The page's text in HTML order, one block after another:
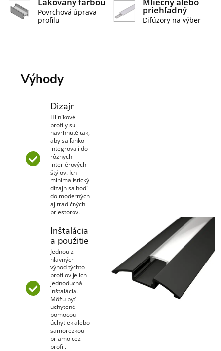
Lakovaný farbou
Povrchová úprava
profilu
Mliečny alebo
priehľadný
Difúzory na výber
Výhody
Dizajn
Hliníkové
profily sú
navrhnuté tak,
aby sa ľahko
integrovali do
rôznych
interiérových
štýlov. Ich
minimalistický
dizajn sa hodí
do moderných
aj tradičných
priestorov.
Inštalácia
a použitie
Jednou z
hlavných
výhod týchto
profilov je ich
jednoduchá
inštalácia.
Môžu byť
uchytené
pomocou
úchytiek alebo
samorezkou
priamo cez
profil.